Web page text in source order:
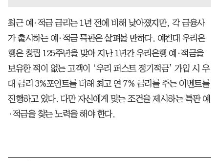
최근 예·적금 금리는 1년 전에 비해 낮아졌지만, 각 금융사
가 출시하는 예·적금 특판은 살펴볼 만하다. 예컨대 우리은
행은 창립 125주년을 맞아 지난 1년간 우리은행 예·적금을
보유한 적이 없는 고객이 ‘우리 퍼스트 정기적금’ 가입 시 우
대 금리 3%포인트를 더해 최고 연 7% 금리를 주는 이벤트를
진행하고 있다. 다만 자신에게 맞는 조건을 제시하는 특판 예
·적금을 찾는 노력을 해야 한다.